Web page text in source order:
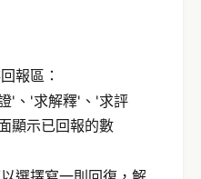
報區：
'、'求解釋'、'求評
顯示已回報的數